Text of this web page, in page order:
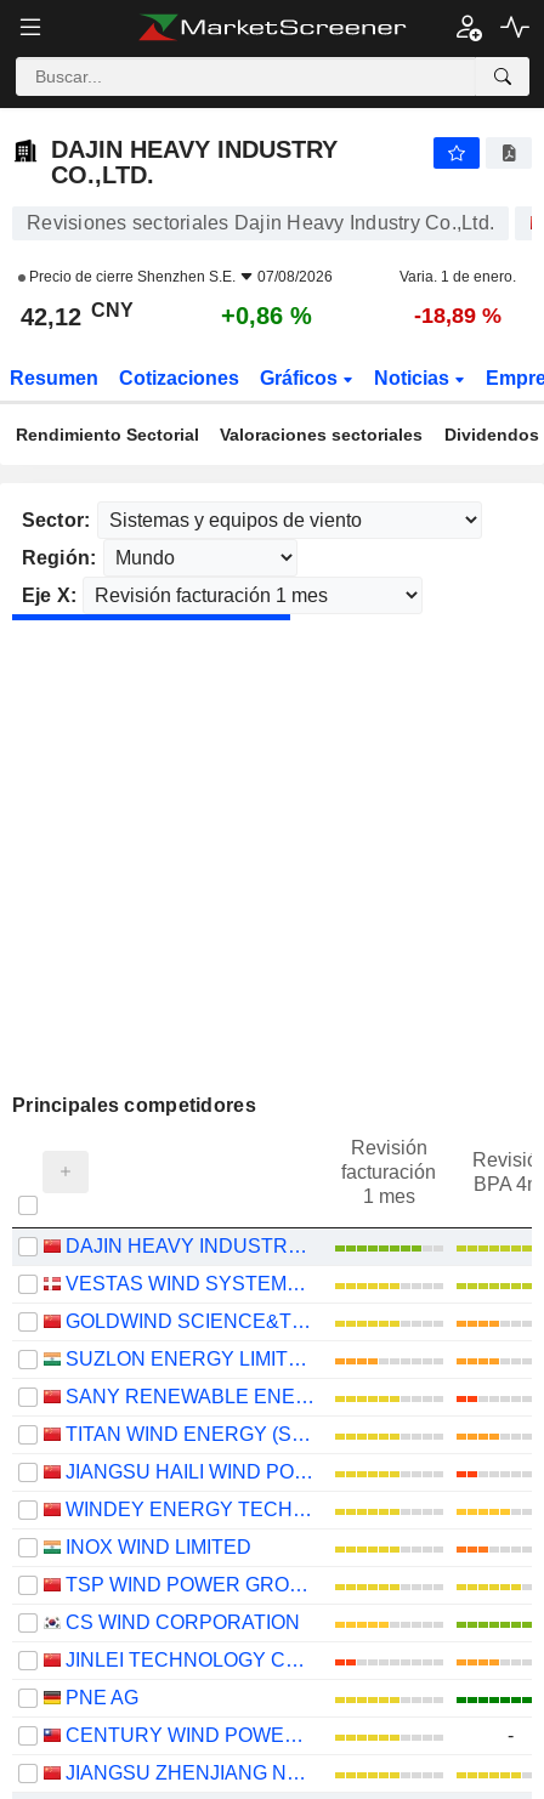
DAJIN HEAVY INDUSTRY
CO.,LTD.
Revisiones sectoriales Dajin Heavy Industry Co.,Ltd.
Precio de cierre Shenzhen S.E. 07/08/2026 Varia. 1 de enero.
42,12 CNY +0,86 % -18,89 %
Resumen Cotizaciones Gráficos Noticias
Rendimiento Sectorial Valoraciones sectoriales
Sector:
Región:
Eje X:
Principales competidores
Revisión
facturación
1 mes
BPA
DAJIN HEAVY INDUSTRY CO.,LTD.
VESTAS WIND SYSTEMS A/S
GOLDWIND SCIENCE&TECHNOLOGY CO., LTD.
SUZLON ENERGY LIMITED
SANY RENEWABLE ENERGY CO.,LTD.
TITAN WIND ENERGY (SUZHOU) CO.,LTD
JIANGSU HAILI WIND POWER EQUIPMENT TECHNOLOGY CO., LTD.
WINDEY ENERGY TECHNOLOGY GROUP CO., LTD.
INOX WIND LIMITED
TSP WIND POWER GROUP CO., LTD.
CS WIND CORPORATION
JINLEI TECHNOLOGY CO., LTD.
PNE AG
CENTURY WIND POWER CO., LTD.
-
JIANGSU ZHENJIANG NEW ENERGY EQUIPMENT CO., LTD.